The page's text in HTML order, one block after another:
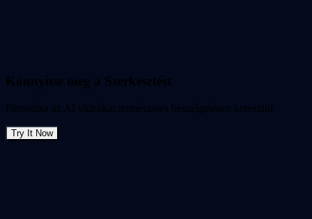
Könnyítse meg a Szerkesztést
Finomítsa az AI videókat természetes beszélgetésen keresztül.
Try It Now